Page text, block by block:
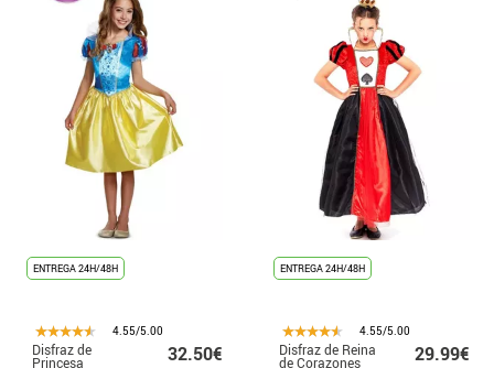
ENTREGA 24H/48H
4.55/5.00
Disfraz de
Princesa 32.50€
ENTREGA 24H/48H
4.55/5.00
Disfraz de Reina
de Corazones 29.99€